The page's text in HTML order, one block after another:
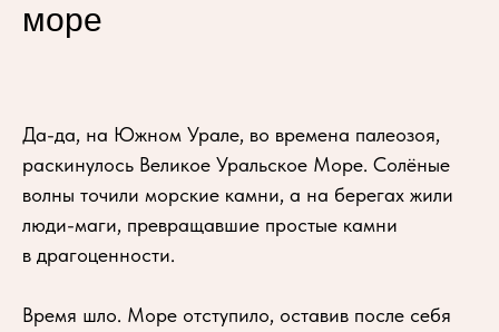
море
Да-да, на Южном Урале, во времена палеозоя,
раскинулось Великое Уральское Море. Солёные
волны точили морские камни, а на берегах жили
люди-маги, превращавшие простые камни
в драгоценности.
Время шло. Море отступило, оставив после себя